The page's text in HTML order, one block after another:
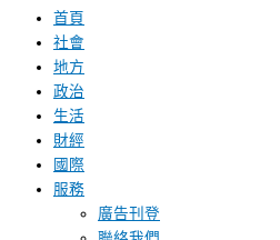
首頁
社會
地方
政治
生活
財經
國際
服務
廣告刊登